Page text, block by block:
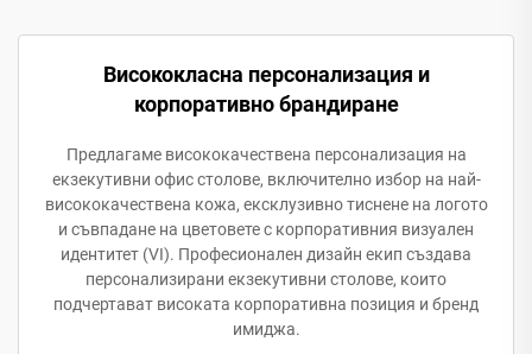
Висококласна персонализация и
корпоративно брандиране
Предлагаме висококачествена персонализация на
екзекутивни офис столове, включително избор на най-
висококачествена кожа, ексклузивно тиснене на логото
и съвпадане на цветовете с корпоративния визуален
идентитет (VI). Професионален дизайн екип създава
персонализирани екзекутивни столове, които
подчертават високата корпоративна позиция и бренд
имиджа.